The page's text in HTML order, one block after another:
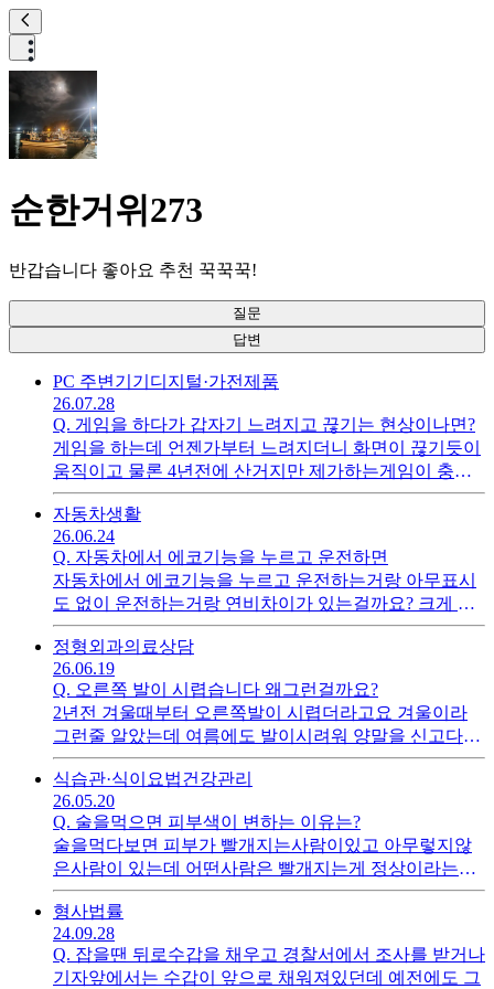
순한거위273
반갑습니다 좋아요 추천 꾹꾹꾹!
질문
답변
PC 주변기기 디지털·가전제품
26.07.28
Q. 게임을 하다가 갑자기 느려지고 끊기는 현상이나면?
게임을 하는데 언젠가부터 느려지더니 화면이 끊기듯이
움직이고 물론 4년전에 산거지만 제가하는게임이 충분
이 된다고해서 샀습니다 시간이 지나면서 게임 사양이
높아진건지 컴퓨터가 노후가되서 그런건지 모르지만 이
럴땐 그래픽만 바꾸면 해결이 될까요?
자동차생활
26.06.24
Q. 자동차에서 에코기능을 누르고 운전하면
자동차에서 에코기능을 누르고 운전하는거랑 아무표시
도 없이 운전하는거랑 연비차이가 있는걸까요? 크게 느
끼지는 못하는데 정확히 뭐가 다른걸까요?
정형외과의료상담
26.06.19
Q. 오른쪽 발이 시렵습니다 왜그런걸까요?
2년전 겨울때부터 오른쪽발이 시렵더라고요 겨울이라
그런줄 알았는데 여름에도 발이시려워 양말을 신고다녔
고요~ 가만히 앉아있거나하면 다르데는 괜찮은데 오른
쪽발만 시렵습니다 꼭 수족냉증처럼요 그런대 움직이거
나하면 다시 괜찮아지고요~ 가만히 있으면 발바닥이 시
렵습니다 혈액공급이 안되서 그런건가요? 만약병원을
간다면 무슨과로 가야하나요 내과? 외과? 등등
식습관·식이요법건강관리
26.05.20
Q. 술을먹으면 피부색이 변하는 이유는?
술을먹다보면 피부가 빨개지는사람이있고 아무렇지않
은사람이 있는데 어떤사람은 빨개지는게 정상이라는사
람이있고 누구는 간이안좋아서 술을먹으면 빨개지는거
라고도 하는사람도 있고요.피부색이 빨개지는것과 아무
형사법률
24.09.28
Q. 잡을땐 뒤로수갑을 채우고 경찰서에서 조사를 받거나
기자앞에서는 수갑이 앞으로 채워져있던데 예전에도 그